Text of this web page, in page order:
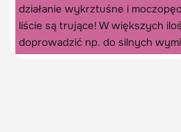
działanie wykrztuśne i
liście są trujące! W większych
doprowadzić np. do silnych